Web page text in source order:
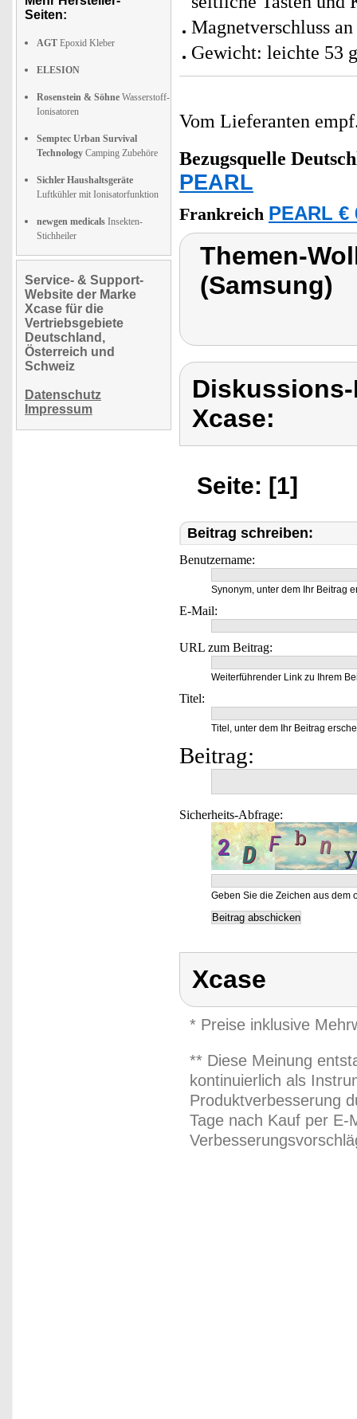
Seiten:
AGT Epoxid Kleber
ELESION
Rosenstein & Söhne Wasserstoff-
Ionisatoren
Semptec Urban Survival
Technology Camping Zubehöre
Sichler Haushaltsgeräte
Luftkühler mit Ionisatorfunktion
newgen medicals Insekten-
Stichheiler
Service- & Support-
Website der Marke
Xcase für die
Vertriebsgebiete
Deutschland,
Österreich und
Schweiz
Datenschutz
Impressum
Magnetverschluss
Gewicht: leichte 53 g
Vom Lieferanten
Bezugsquelle
PEARL
Frankreich PEARL €
Themen-
(Samsung)
Xcase:
Seite: [1]
Beitrag schreiben:
Benutzername:
Synonym, unter dem Ihr Beitrag
E-Mail:
URL zum Beitrag:
Weiterführender Link zu Ihrem
Titel:
Titel, unter dem Ihr Beitrag
Beitrag:
Sicherheits-Abfrage:
Geben Sie die Zeichen aus dem
Xcase
* Preise inklusive
** Diese Meinung
kontinuierlich als
Produktverbesserung
Tage nach Kauf per E-